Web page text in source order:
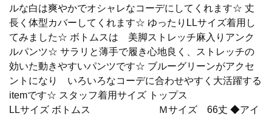
ルな白は爽やかでオシャレなコーデにしてくれます☆ 丈
長く体型カバーしてくれます☆ ゆったりLLサイズ着用し
てみました☆ ボトムスは 美脚ストレッチ麻入りアンク
ルパンツ☆ サラリと薄手で履き心地良く、ストレッチの
効いた動きやすいパンツです☆ ブルーグリーンがアクセ
ントになり いろいろなコーデに合わせやすく大活躍する
itemです☆ スタッフ着用サイズ トップス
LLサイズ ボトムス Ｍサイズ 66丈 ◆アイ